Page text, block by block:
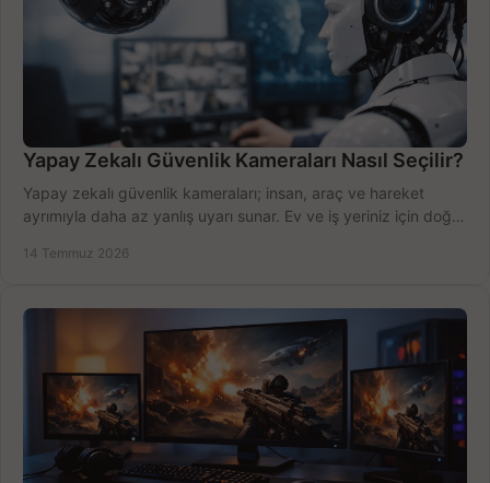
Yapay Zekalı Güvenlik Kameraları Nasıl Seçilir?
Yapay zekalı güvenlik kameraları; insan, araç ve hareket
ayrımıyla daha az yanlış uyarı sunar. Ev ve iş yeriniz için doğru
14 Temmuz 2026